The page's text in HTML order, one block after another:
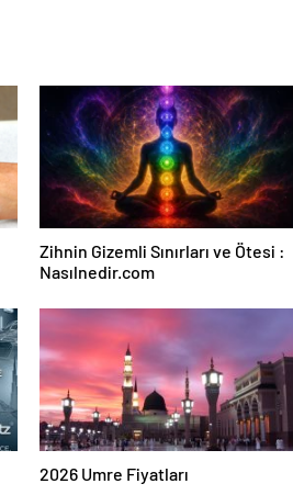
Zihnin Gizemli Sınırları ve Ötesi :
Nasılnedir.com
2026 Umre Fiyatları